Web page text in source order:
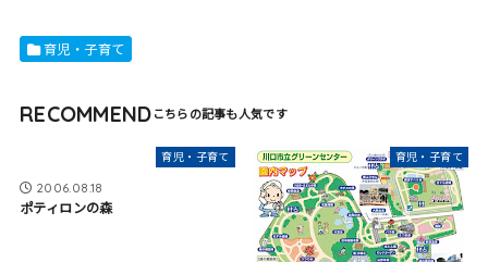
育児・子育て
RECOMMEND
育児・子育て
2006.08.18
ポティロンの森
育児・子育て